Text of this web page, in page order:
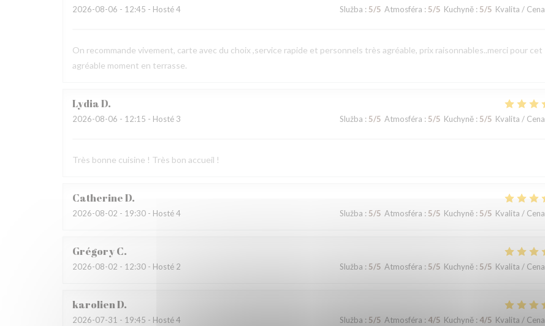
2026-08-06 - 12:45 - Hosté 4 Služba : 5/5 Atmosféra : 5/5 Kuchyně: 5/5 Kvalita / Cena
On recommande vivement, carte avec du choix ,service rapide et personnels très agréable, prix raisonnables..merci pour cet
agréable moment en terrasse.
LydiaD
2026-08-06 - 12:15 - Hosté 3 Služba : 5/5 Atmosféra : 5/5 Kuchyně: 5/5 Kvalita / Cena
Très bonne cuisine ! Très bon accueil !
CatherineD
2026-08-02 - 19:30 - Hosté 4 Služba : 5/5 Atmosféra : 5/5 Kuchyně: 5/5 Kvalita / Cena
GrégoryC
2026-08-02 - 12:30 - Hosté 2 Služba : 5/5 Atmosféra : 5/5 Kuchyně: 5/5 Kvalita / Cena
karolienD
2026-07-31 - 19:45 - Hosté 4 Služba : 5/5 Atmosféra : 4/5 Kuchyně: 4/5 Kvalita / Cena